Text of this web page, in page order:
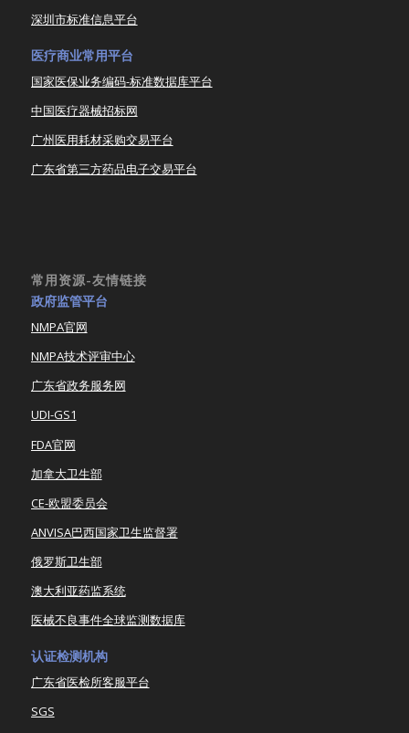
深圳市标准信息平台
医疗商业常用平台
国家医保业务编码-标准数据库平台
中国医疗器械招标网
广州医用耗材采购交易平台
广东省第三方药品电子交易平台
常用资源-友情链接
政府监管平台
NMPA官网
NMPA技术评审中心
广东省政务服务网
UDI-GS1
FDA官网
加拿大卫生部
CE-欧盟委员会
ANVISA巴西国家卫生监督署
俄罗斯卫生部
澳大利亚药监系统
医械不良事件全球监测数据库
认证检测机构
广东省医检所客服平台
SGS